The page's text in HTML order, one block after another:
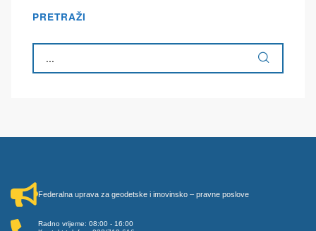
PRETRAŽI
Federalna uprava za geodetske i imovinsko – pravne poslove
Radno vrijeme: 08:00 - 16:00